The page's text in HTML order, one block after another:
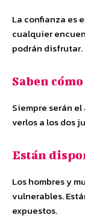
La confianza es
cualquier
podrán disfrutar.
Saben
Siempre serán
verlos a los dos
Están
Los hombres y
vulnerables.
expuestos.